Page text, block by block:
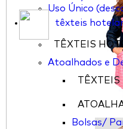
Uso Único
têxteis
TÊXTEIS
Atoalhados e
TÊXTEIS
Bolsas/